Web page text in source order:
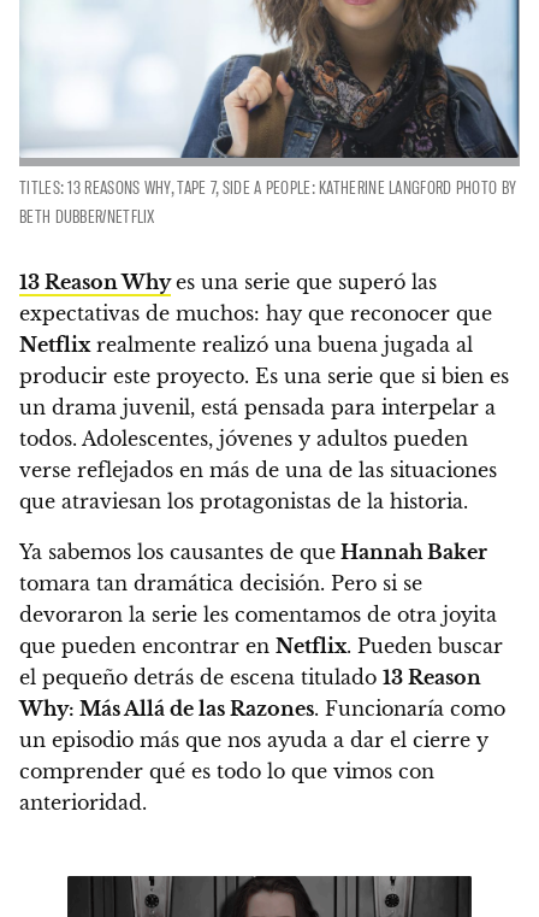
TITLES: 13 REASONS WHY, TAPE 7, SIDE A PEOPLE: KATHERINE LANGFORD PHOTO BY
BETH DUBBER/NETFLIX
13 Reason Why es una serie que superó las
expectativas de muchos: hay que reconocer que
Netflix realmente realizó una buena jugada al
producir este proyecto. Es una serie que si bien es
un drama juvenil, está pensada para interpelar a
todos. Adolescentes, jóvenes y adultos pueden
verse reflejados en más de una de las situaciones
que atraviesan los protagonistas de la historia.
Ya sabemos los causantes de que Hannah Baker
tomara tan dramática decisión. Pero si se
devoraron la serie les comentamos de otra joyita
que pueden encontrar en Netflix. Pueden buscar
el pequeño detrás de escena titulado 13 Reason
Why: Más Allá de las Razones. Funcionaría como
un episodio más que nos ayuda a dar el cierre y
comprender qué es todo lo que vimos con
anterioridad.